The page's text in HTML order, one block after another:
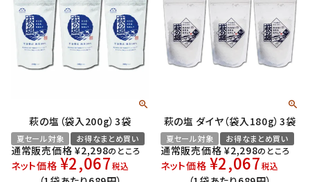
萩の塩（袋入200g）3袋
夏セール対象 お得なまとめ買い
通常販売価格 ¥2,298のところ
ネット価格 ¥2,067税込
萩の塩 ダイヤ（袋入180g）3袋
夏セール対象 お得なまとめ買い
通常販売価格 ¥2,298のところ
ネット価格 ¥2,067税込